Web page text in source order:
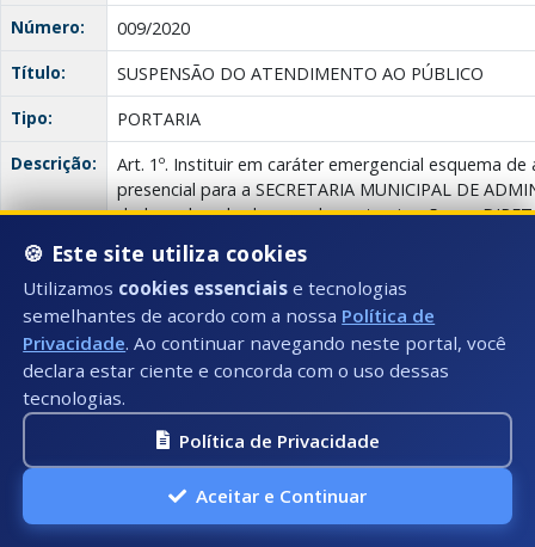
Número:
009/2020
Título:
SUSPENSÃO DO ATENDIMENTO AO PÚBLICO
Tipo:
PORTARIA
Descrição:
Art. 1º. Instituir em caráter emergencial esquema
presencial para a SECRETARIA MUNICIPAL DE
dado o elevado de grau de contaminação, na
HUMANOS.
Anexo(s):
Descrição:
Portaria
09/2020
Documento:
Contratos/Dispensas - COVID-19 ( Corona vírus )
15/04/2020
Número:
Título:
CONTRATO Nº 269/2020 - KIT ESCOLAR - COVID-
🍪 Este site utiliza cookies
Utilizamos cookies essenciais e tecnologias
semelhantes de acordo com a nossa Política de
Privacidade. Ao continuar navegando neste portal, você
declara estar ciente e concorda com o uso dessas
tecnologias.
Política de Privacidade
Aceitar e Continuar